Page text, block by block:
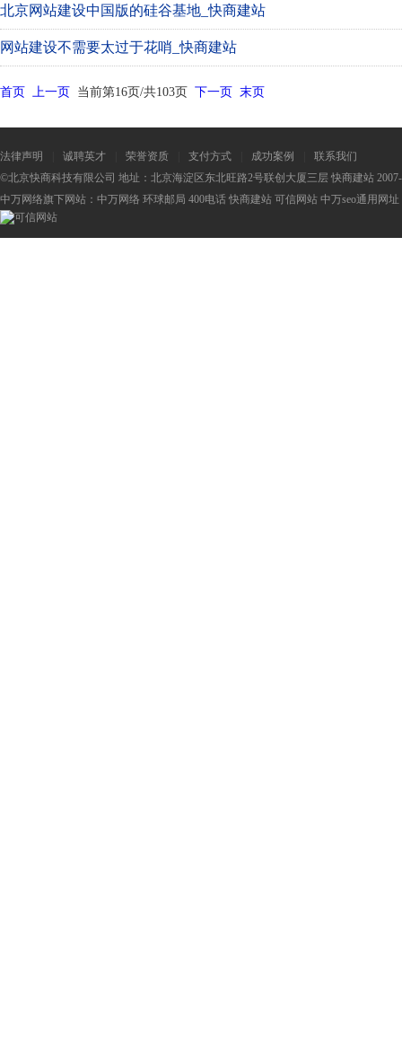
北京网站建设中国版的硅谷基地_快商建站
网站建设不需要太过于花哨_快商建站
首页 上一页 当前第16页/共103页 下一页 末页
法律声明 诚聘英才 荣誉资质 支付方式 成功案例
联系我们
©北京快商科技有限公司 地址：北京海淀区东北旺路2号联创大厦三层 快商建站
中万网络旗下网站： 中万网络 环球邮局 400电话 快商建站 可信网站 中万seo通用网址